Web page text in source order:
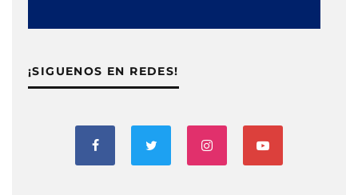
¡SIGUENOS EN REDES!